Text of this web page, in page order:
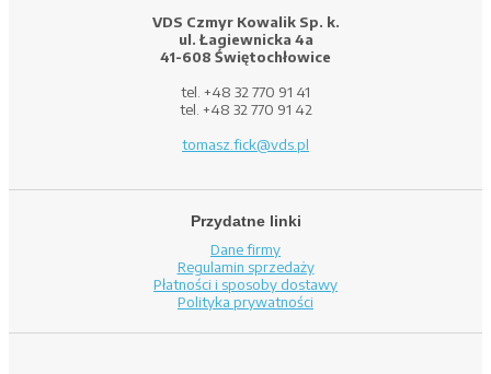
VDS Czmyr Kowalik Sp. k.
ul. Łagiewnicka 4a
41-608 Świętochłowice
tel. +48 32 770 91 41
tel. +48 32 770 91 42
tomasz.fick@vds.pl
Przydatne linki
Dane firmy
Regulamin sprzedaży
Płatności i sposoby dostawy
Polityka prywatności